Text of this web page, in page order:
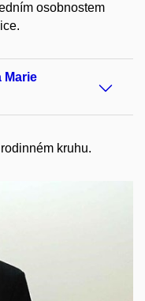
osobnostem
Marie
kruhu.